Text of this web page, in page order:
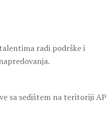
radi podrške i
sa sedištem na teritoriji AP